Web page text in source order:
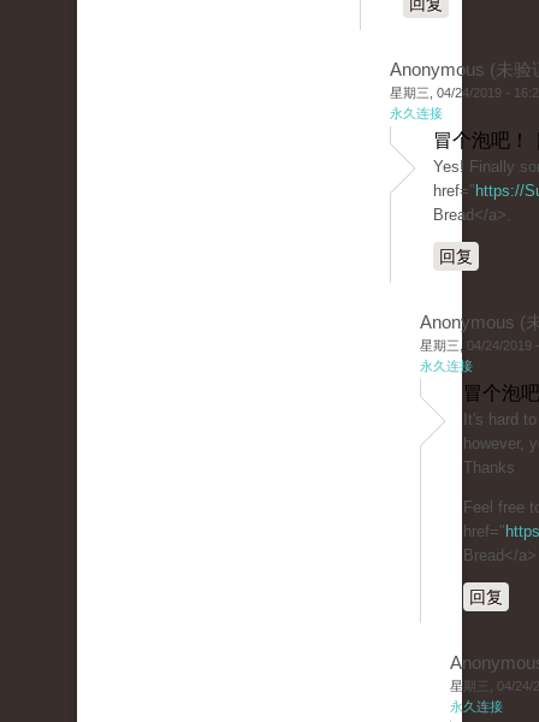
Anonymous (未验
星期三, 04/24/2019 -
永久连接
冒个泡吧！
Yes! Finally
href=" https://
Bread</a>.
回复
Anonymous (
星期三, 04/24/2019
永久连接
冒个泡
It's hard
however,
Thanks
Feel free
href="
Bread</a>
回复
星期三, 04/24/
永久连接